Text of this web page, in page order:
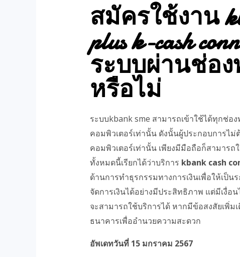
สมัครใช้งาน
plus k-cash
ระบบผ่านช่อ
หรือไม่
ระบบkbank sme สามารถเข้าใช้ได้ทุกช่อ
คอมพิวเตอร์เท่านั้น ดังนั้นผู้ประกอบการไม่
คอมพิวเตอร์เท่านั้น เพียงมีมือถือก็สามารถ
ทั้งหมดนี้เรียกได้ว่าบริการ kbank cash
ด้านการทำธุรกรรมทางการเงินเพื่อให้เป็
จัดการเงินได้อย่างมีประสิทธิภาพ แต่มีเงื่
จะสามารถใช้บริการได้ หากมีข้อสงสัยเพิ่ม
ธนาคารเพื่ออำนวยความสะดวก
อัพเดทวันที่ 15 มกราคม 2567